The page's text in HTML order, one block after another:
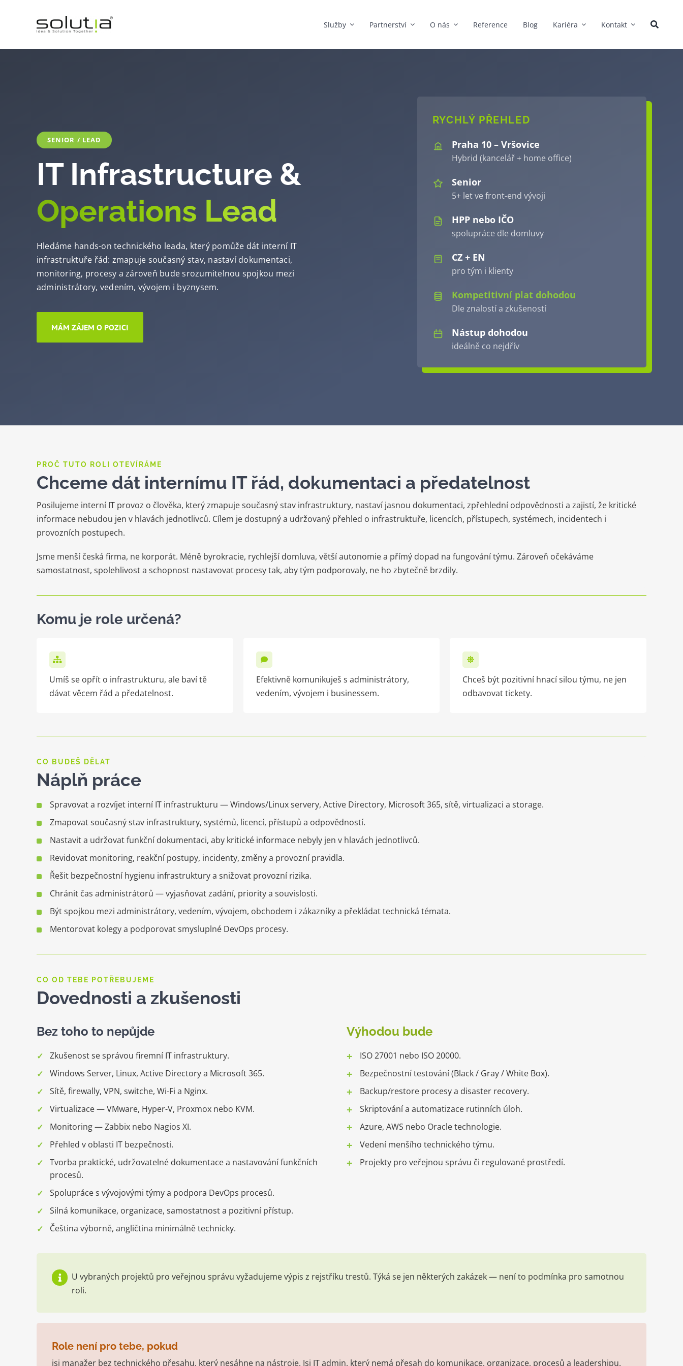
Služby Partnerství O nás Reference Blog Kariéra Kontakt
SENIOR / LEAD
IT Infrastructure &
Operations Lead
Hledáme hands-on technického leada, který pomůže dát interní IT
infrastruktuře řád: zmapuje současný stav, nastaví dokumentaci,
monitoring, procesy a zároveň bude srozumitelnou spojkou mezi
administrátory, vedením, vývojem i byznysem.
MÁM ZÁJEM O POZICI
RYCHLÝ PŘEHLED
Praha 10 – Vršovice
Hybrid (kancelář + home office)
Senior
5+ let ve front-end vývoji
HPP nebo IČO
spolupráce dle domluvy
CZ + EN
pro tým i klienty
Kompetitivní plat dohodou
Dle znalostí a zkušeností
Nástup dohodou
ideálně co nejdřív
PROČ TUTO ROLI OTEVÍRÁME
Chceme dát internímu IT řád, dokumentaci a předatelnost
Posilujeme interní IT provoz o člověka, který zmapuje současný stav infrastruktury, nastaví jasnou dokumentaci, zpřehlední odpovědnosti a zajistí, že kritické
informace nebudou jen v hlavách jednotlivců. Cílem je dostupný a udržovaný přehled o infrastruktuře, licencích, přístupech, systémech, incidentech i
provozních postupech.
Jsme menší česká firma, ne korporát. Méně byrokracie, rychlejší domluva, větší autonomie a přímý dopad na fungování týmu. Zároveň očekáváme
samostatnost, spolehlivost a schopnost nastavovat procesy tak, aby tým podporovaly, ne ho zbytečně brzdily.
Komu je role určená?
Umíš se opřít o infrastrukturu, ale baví tě
dávat věcem řád a předatelnost.
Efektivně komunikuješ s administrátory,
vedením, vývojem i businessem.
Chceš být pozitivní hnací silou týmu, ne jen
odbavovat tickety.
CO BUDEŠ DĚLAT
Náplň práce
Spravovat a rozvíjet interní IT infrastrukturu — Windows/Linux servery, Active Directory, Microsoft 365, sítě, virtualizaci a storage.
Zmapovat současný stav infrastruktury, systémů, licencí, přístupů a odpovědností.
Nastavit a udržovat funkční dokumentaci, aby kritické informace nebyly jen v hlavách jednotlivců.
Revidovat monitoring, reakční postupy, incidenty, změny a provozní pravidla.
Řešit bezpečnostní hygienu infrastruktury a snižovat provozní rizika.
Chránit čas administrátorů — vyjasňovat zadání, priority a souvislosti.
Být spojkou mezi administrátory, vedením, vývojem, obchodem i zákazníky a překládat technická témata.
Mentorovat kolegy a podporovat smysluplné DevOps procesy.
CO OD TEBE POTŘEBUJEME
Dovednosti a zkušenosti
Bez toho to nepůjde
Zkušenost se správou firemní IT infrastruktury.
Windows Server, Linux, Active Directory a Microsoft 365.
Sítě, firewally, VPN, switche, Wi-Fi a Nginx.
Virtualizace — VMware, Hyper-V, Proxmox nebo KVM.
Monitoring — Zabbix nebo Nagios XI.
Přehled v oblasti IT bezpečnosti.
Tvorba praktické, udržovatelné dokumentace a nastavování funkčních
procesů.
Spolupráce s vývojovými týmy a podpora DevOps procesů.
Silná komunikace, organizace, samostatnost a pozitivní přístup.
Čeština výborně, angličtina minimálně technicky.
Výhodou bude
ISO 27001 nebo ISO 20000.
Bezpečnostní testování (Black / Gray / White Box).
Backup/restore procesy a disaster recovery.
Skriptování a automatizace rutinních úloh.
Azure, AWS nebo Oracle technologie.
Vedení menšího technického týmu.
Projekty pro veřejnou správu či regulované prostředí.
U vybraných projektů pro veřejnou správu vyžadujeme výpis z rejstříku trestů. Týká se jen některých zakázek — není to podmínka pro samotnou
roli.
Role není pro tebe, pokud
jsi manažer bez technického přesahu, který nesáhne na nástroje. Jsi IT admin, který nemá přesah do komunikace, organizace, procesů a leadershipu.